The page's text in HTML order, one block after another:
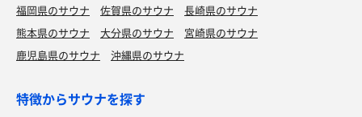
福岡県のサウナ 佐賀県のサウナ
長崎県のサウナ
熊本県のサウナ
大分県のサウナ
宮崎県のサウナ
鹿児島県のサウナ
沖縄県のサウナ
特徴からサウナを探す